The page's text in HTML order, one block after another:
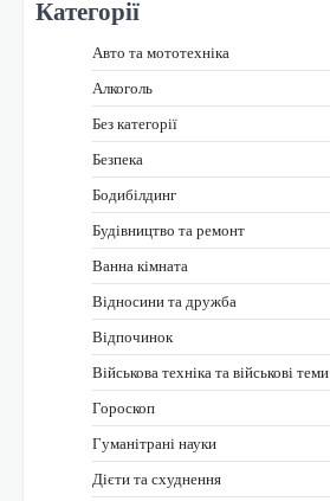
Категорії
Авто та мототехніка
Алкоголь
Без категорії
Безпека
Бодибілдинг
Будівництво та ремонт
Ванна кімната
Відносини та дружба
Відпочинок
Військова техніка та військові теми
Гороскоп
Гуманітрані науки
Дієти та схуднення